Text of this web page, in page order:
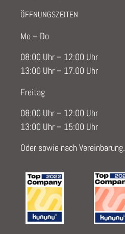
ÖFFNUNGSZEITEN
Mo – Do
08:00 Uhr – 12:00 Uhr
13:00 Uhr – 17.00 Uhr
Freitag
08:00 Uhr – 12:00 Uhr
13:00 Uhr – 15:00 Uhr
Oder sowie nach Vereinbarung.